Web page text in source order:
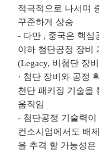
적극적으로 나서며
꾸준하게 상승
- 다만 , 중국은 핵심
이하 첨단공정 장비
(Legacy, 비첨단 장
· 첨단 장비와 공정
천단 패키징 기술을
움직임
- 첨단공정 기술력
컨소시엄에서도 배
을 추격 할 가능성은